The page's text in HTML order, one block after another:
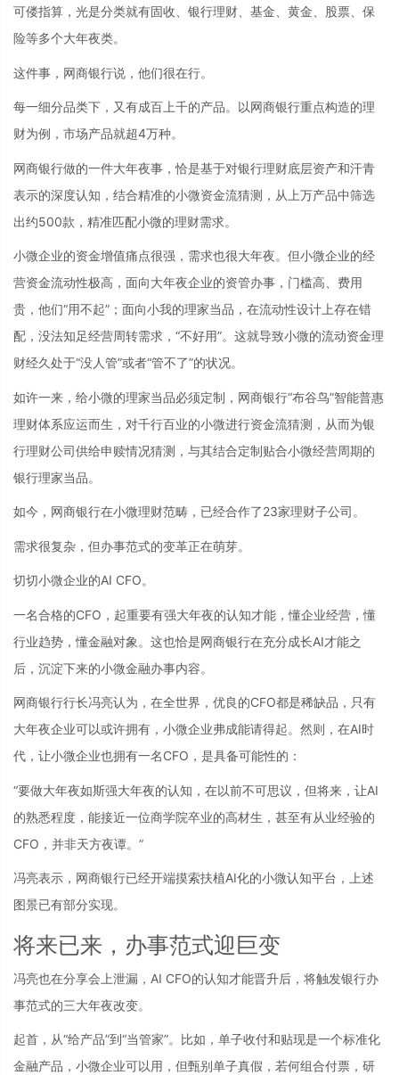
可偻指算，光是分类就有固收、银行理财、基金、黄金、股票、保
险等多个大年夜类。
这件事，网商银行说，他们很在行。
每一细分品类下，又有成百上千的产品。以网商银行重点构造的理
财为例，市场产品就超4万种。
网商银行做的一件大年夜事，恰是基于对银行理财底层资产和汗青
表示的深度认知，结合精准的小微资金流猜测，从上万产品中筛选
出约500款，精准匹配小微的理财需求。
小微企业的资金增值痛点很强，需求也很大年夜。但小微企业的经
营资金流动性极高，面向大年夜企业的资管办事，门槛高、费用
贵，他们“用不起”；面向小我的理家当品，在流动性设计上存在错
配，没法知足经营周转需求，“不好用”。这就导致小微的流动资金理
财经久处于“没人管”或者“管不了”的状况。
如许一来，给小微的理家当品必须定制，网商银行“布谷鸟”智能普惠
理财体系应运而生，对千行百业的小微进行资金流猜测，从而为银
行理财公司供给申赎情况猜测，与其结合定制贴合小微经营周期的
银行理家当品。
如今，网商银行在小微理财范畴，已经合作了23家理财子公司。
需求很复杂，但办事范式的变革正在萌芽。
切切小微企业的AI CFO。
一名合格的CFO，起重要有强大年夜的认知才能，懂企业经营，懂
行业趋势，懂金融对象。这也恰是网商银行在充分成长AI才能之
后，沉淀下来的小微金融办事内容。
网商银行行长冯亮认为，在全世界，优良的CFO都是稀缺品，只有
大年夜企业可以或许拥有，小微企业弗成能请得起。然则，在AI时
代，让小微企业也拥有一名CFO，是具备可能性的：
“要做大年夜如斯强大年夜的认知，在以前不可思议，但将来，让AI
的熟悉程度，能接近一位商学院卒业的高材生，甚至有从业经验的
CFO，并非天方夜谭。”
冯亮表示，网商银行已经开端摸索扶植AI化的小微认知平台，上述
图景已有部分实现。
将来已来，办事范式迎巨变
冯亮也在分享会上泄漏，AI CFO的认知才能晋升后，将触发银行办
事范式的三大年夜改变。
起首，从“给产品”到“当管家”。比如，单子收付和贴现是一个标准化
金融产品，小微企业可以用，但甄别单子真假，若何组合付票，研